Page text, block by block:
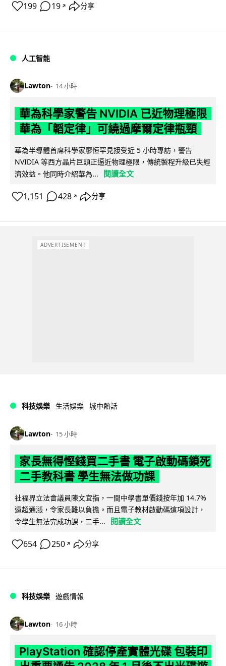
199 19 ↗ 分享
人工智能
Lawton 14 小時
華為科學家警告 NVIDIA 已近物理極限
華為「韜定律」可繞過摩爾定律瓶頸
華為半導體首席科學家廖恒罕見接受近 5 小時專訪，警告
NVIDIA 等西方晶片巨頭正逼近物理極限，傳統製程升級已失經
濟效益。他同時介紹華為...
閱讀全文
1,151 428 ↗ 分享
ADVERTISEMENT
科技娛樂 生活娛樂 城中熱話
Lawton 15 小時
家長無得慳錢買二手書 電子啟動碼鎖死
二手教科書 學生無法做功課
社福界立法會議員陳文宜指，一間中學書單價錢按年加 14.7%
遠超通漲，令家長難以負擔。而且電子教材啟動碼這項設計，
令學生無法完成功課，二手...
閱讀全文
654 250 ↗ 分享
科技娛樂 遊戲情報
Lawton 16 小時
PlayStation 確認停產實體光碟 包裝印